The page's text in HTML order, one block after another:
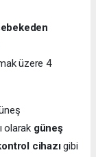
üzere 4
olarak güneş
cihazıgibi